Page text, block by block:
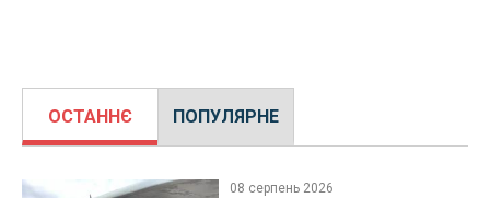
ОСТАННЄ ПОПУЛЯРНЕ
08 серпень 2026